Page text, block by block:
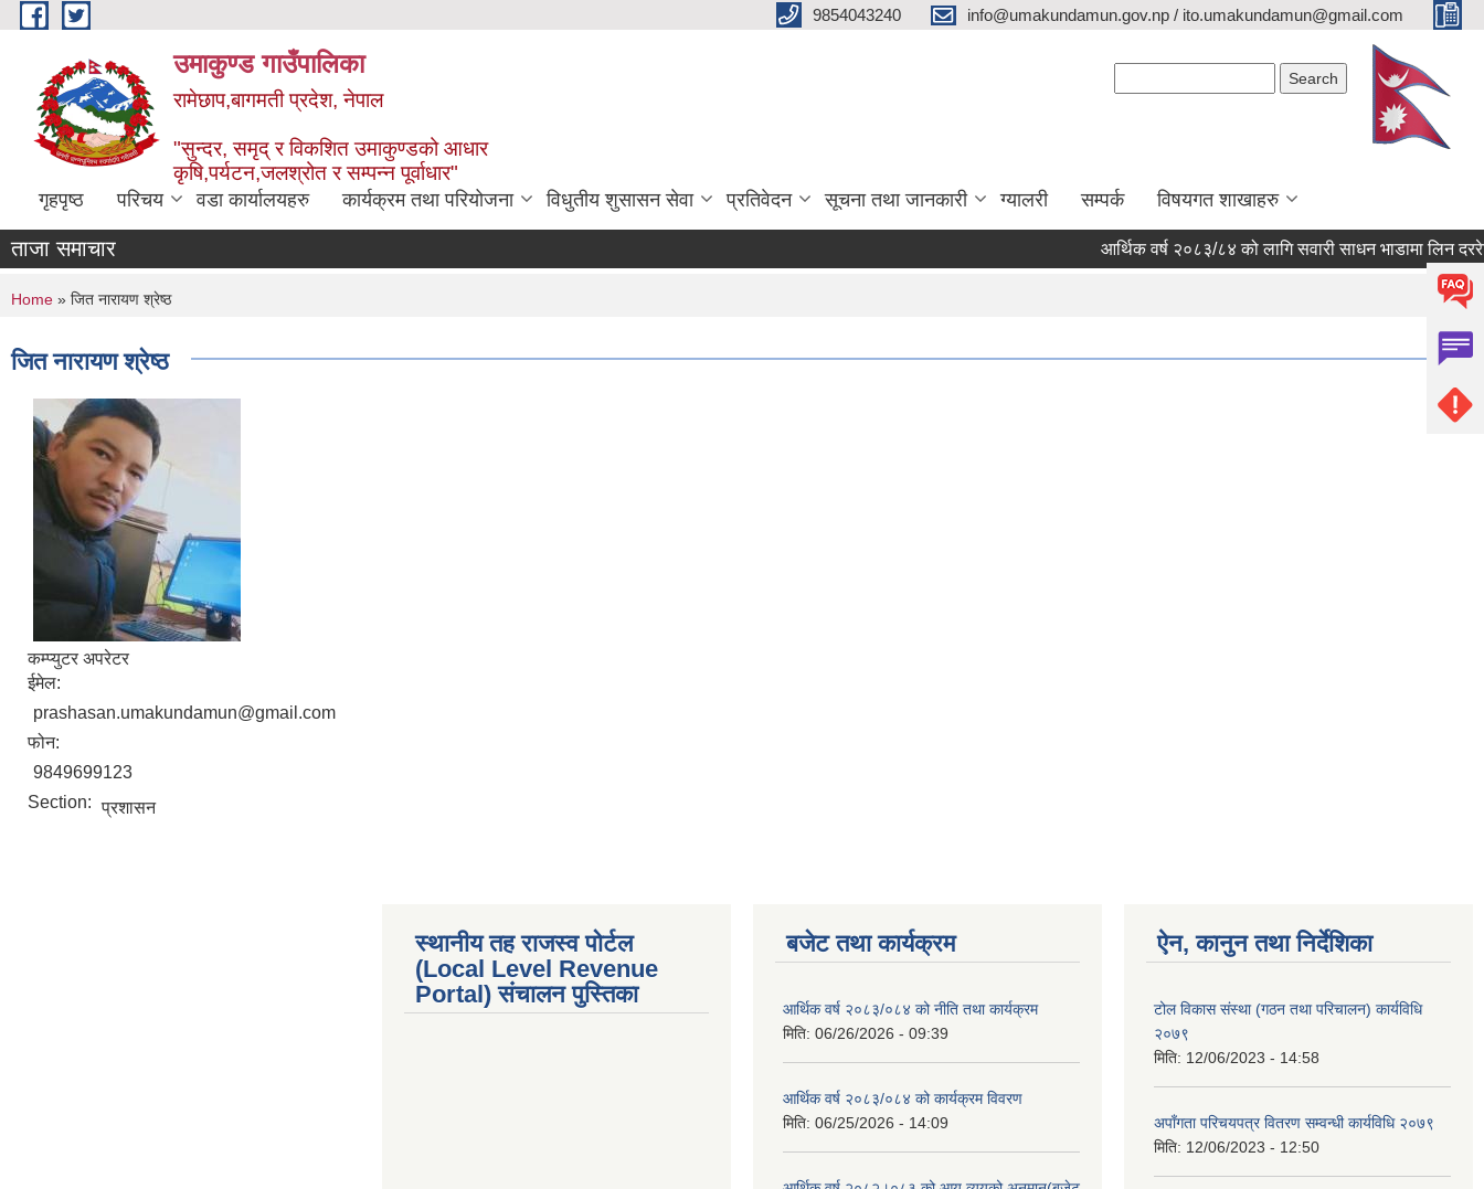
Skip to main content 9854043240 info@umakundamun.gov.np / ito.umakundamun@gmail.com
उमाकुण्ड गाउँपालिका
रामेछाप,बागमती प्रदेश, नेपाल
"सुन्दर, समृद् र विकशित उमाकुण्डको आधार
कृषि,पर्यटन,जलश्रोत र सम्पन्न पूर्वाधार"
गृहपृष्ठ परिचय वडा कार्यालयहरु कार्यक्रम तथा परियोजना विधुतीय शुसासन सेवा प्रतिवेदन सूचना तथा जानकारी ग्यालरी सम्पर्क विषयगत शाखाहरु
ताजा समाचार आर्थिक वर्ष २०८३/८४ को लागि सवारी साधन भाडामा लिन दररेट
You are here
Home » जित नारायण श्रेष्ठ
जित नारायण श्रेष्ठ
कम्प्युटर अपरेटर
ईमेल:
prashasan.umakundamun@gmail.com
फोन:
9849699123
Section: प्रशासन
स्थानीय तह राजस्व पोर्टल
(Local Level Revenue
Portal) संचालन पुस्तिका
बजेट तथा कार्यक्रम
आर्थिक वर्ष २०८३/०८४ को नीति तथा कार्यक्रम
मिति: 06/26/2026 - 09:39
आर्थिक वर्ष २०८३/०८४ को कार्यक्रम विवरण
मिति: 06/25/2026 - 14:09
ऐन, कानुन तथा निर्देशिका
टोल विकास संस्था (गठन तथा परिचालन) कार्यविधि
२०७९
मिति: 12/06/2023 - 14:58
अपाँगता परिचयपत्र वितरण सम्वन्धी कार्यविधि २०७९
मिति: 12/06/2023 - 12:50